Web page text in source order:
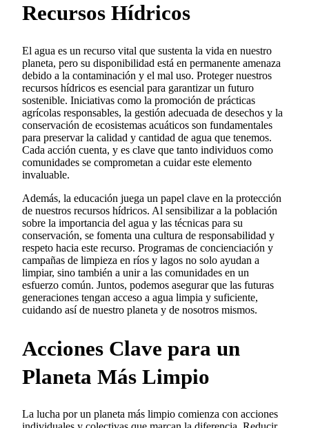
Recursos Hídricos
El agua es un recurso vital que sustenta la vida en nuestro
planeta, pero su disponibilidad está en permanente amenaza
debido a la contaminación y el mal uso. Proteger nuestros
recursos hídricos es esencial para garantizar un futuro
sostenible. Iniciativas como la promoción de prácticas
agrícolas responsables, la gestión adecuada de desechos y la
conservación de ecosistemas acuáticos son fundamentales
para preservar la calidad y cantidad de agua que tenemos.
Cada acción cuenta, y es clave que tanto individuos como
comunidades se comprometan a cuidar este elemento
invaluable.
Además, la educación juega un papel clave en la protección
de nuestros recursos hídricos. Al sensibilizar a la población
sobre la importancia del agua y las técnicas para su
conservación, se fomenta una cultura de responsabilidad y
respeto hacia este recurso. Programas de concienciación y
campañas de limpieza en ríos y lagos no solo ayudan a
limpiar, sino también a unir a las comunidades en un
esfuerzo común. Juntos, podemos asegurar que las futuras
generaciones tengan acceso a agua limpia y suficiente,
cuidando así de nuestro planeta y de nosotros mismos.
Acciones Clave para un
Planeta Más Limpio
La lucha por un planeta más limpio comienza con acciones